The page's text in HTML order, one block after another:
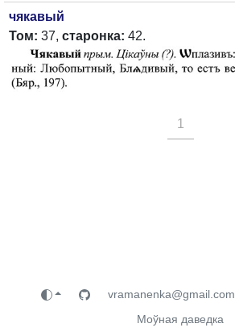
чякавый
Том: 37, старонка: 42.
1
vramanenka@gmail.com
Моўная даведка